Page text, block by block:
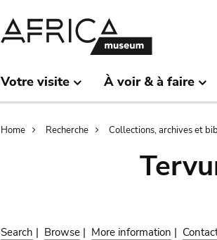
Votre visite À voir & à faire
Breadcrumb
Home Recherche Collections, archives et
Search | Browse | More information |